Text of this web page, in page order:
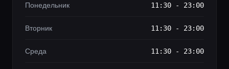
Понедельник 11:30 - 23:00
Вторник 11:30 - 23:00
Среда 11:30 - 23:00